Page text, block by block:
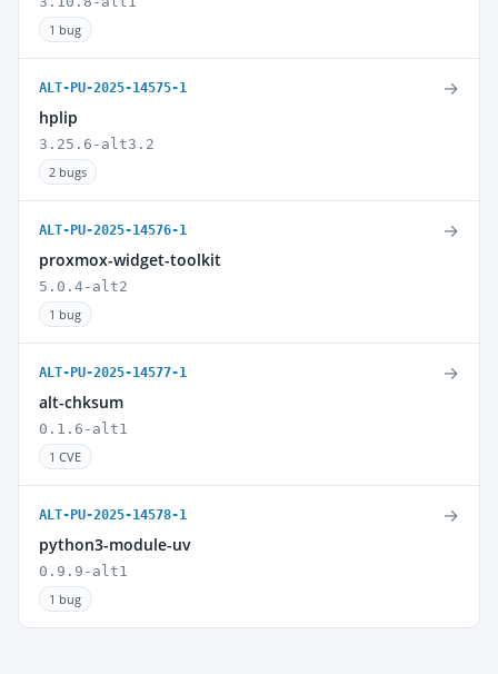
1 bug
ALT-PU-2025-14575-1
hplip
3.25.6-alt3.2
2 bugs
→
ALT-PU-2025-14576-1
proxmox-widget-toolkit
5.0.4-alt2
1 bug
→
ALT-PU-2025-14577-1
alt-chksum
0.1.6-alt1
1 CVE
→
ALT-PU-2025-14578-1
python3-module-uv
0.9.9-alt1
1 bug
→